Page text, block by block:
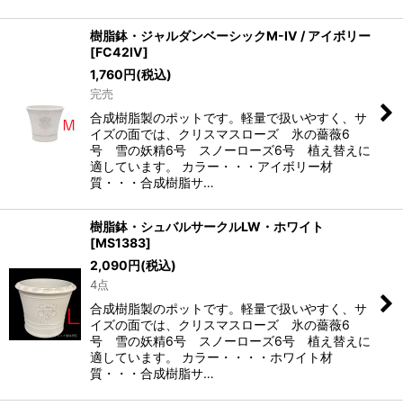
樹脂鉢・ジャルダンベーシックM-IV / アイボリー
[FC42IV]
1,760円(税込)
完売
合成樹脂製のポットです。軽量で扱いやすく、サ
イズの面では、クリスマスローズ 氷の薔薇6
号 雪の妖精6号 スノーローズ6号 植え替えに
適しています。 カラー・・・アイボリー材
質・・・合成樹脂サ…
樹脂鉢・シュバルサークルLW・ホワイト
[MS1383]
2,090円(税込)
4点
合成樹脂製のポットです。軽量で扱いやすく、サ
イズの面では、クリスマスローズ 氷の薔薇6
号 雪の妖精6号 スノーローズ6号 植え替えに
適しています。 カラー・・・・ホワイト材
質・・・合成樹脂サ…